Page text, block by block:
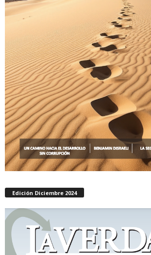
Edición Diciembre 2024